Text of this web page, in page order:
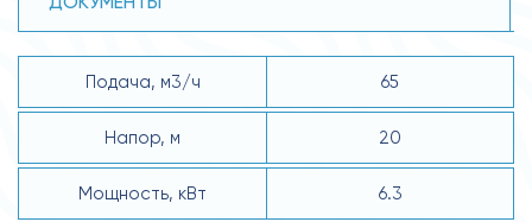
Подача, м3/ч 65
Напор, м 20
Мощность, кВт 6.3